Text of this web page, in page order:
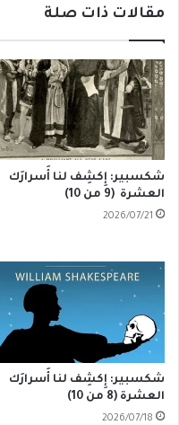
مقالات ذات صلة
شكسبير: إِكشِف لنا أَسرارَك
العشرة (9 من 10)
2026/07/21
شكسبير: إِكشِف لنا أَسرارَك
العشرة (8 من 10)
2026/07/18